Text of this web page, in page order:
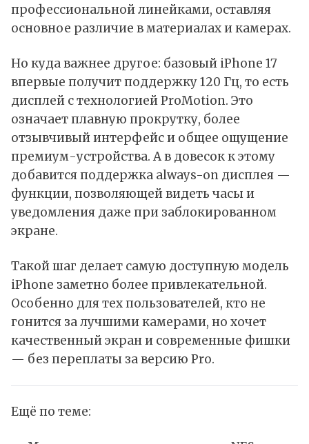
профессиональной линейками, оставляя
основное различие в материалах и камерах.
Но куда важнее другое: базовый iPhone 17
впервые получит поддержку 120 Гц, то есть
дисплей с технологией ProMotion. Это
означает плавную прокрутку, более
отзывчивый интерфейс и общее ощущение
премиум-устройства. А в довесок к этому
добавится поддержка always-on дисплея —
функции, позволяющей видеть часы и
уведомления даже при заблокированном
экране.
Такой шаг делает самую доступную модель
iPhone заметно более привлекательной.
Особенно для тех пользователей, кто не
гонится за лучшими камерами, но хочет
качественный экран и современные фишки
— без переплаты за версию Pro.
Ещё по теме: